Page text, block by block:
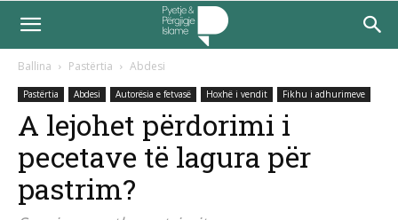
Ballina Pastërtia Abdesi
Pastërtia Abdesi Autorësia e fetvasë Hoxhë i vendit Fikhu i adhurimeve
A lejohet përdorimi i
pecetave të lagura për
pastrim?